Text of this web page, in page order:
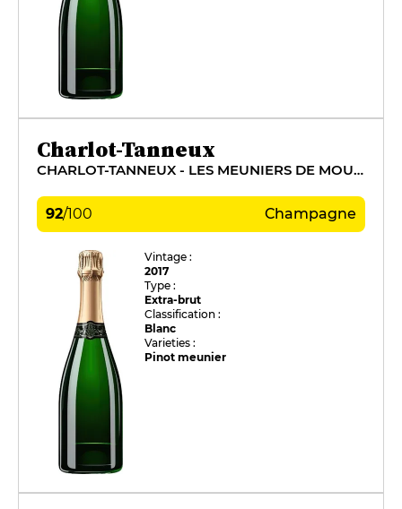
Charlot-Tanneux
CHARLOT-TANNEUX - LES MEUNIERS DE MOUSSY
92/100 Champagne
Vintage :
2017
Type :
Extra-brut
Classification :
Blanc
Varieties :
Pinot meunier